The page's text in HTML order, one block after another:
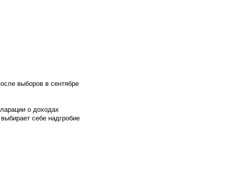
выборов в сентябре
о доходах
себе надгробие